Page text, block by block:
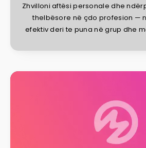
Zhvilloni aftësi personale dhe
thelbësore në çdo profesion —
efektiv deri te puna në grup dhe